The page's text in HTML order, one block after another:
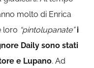
molto di Enrica
loro “pintolupanate”i
Daily sono stati
e Lupano. Ad